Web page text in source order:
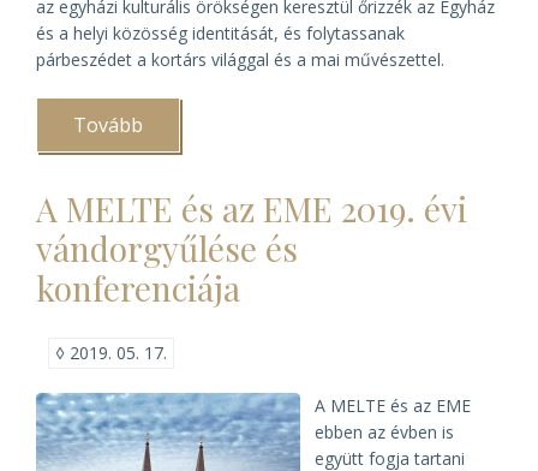
az egyházi kulturális örökségen keresztül őrizzék az Egyház
és a helyi közösség identitását, és folytassanak
párbeszédet a kortárs világgal és a mai művészettel.
Tovább
egyházi
küldöttségét
fogadta
a
pápa
)
A MELTE és az EME 2019. évi
vándorgyűlése és
konferenciája
◊ 2019. 05. 17.
A MELTE és az EME
ebben az évben is
együtt fogja tartani